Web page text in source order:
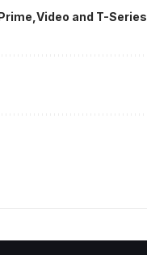
Video and T-Series